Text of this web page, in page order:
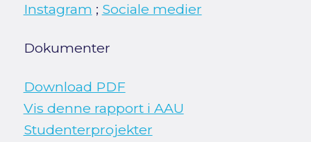
Instagram ; Sociale medier
Dokumenter
Download PDF
Vis denne rapport i AAU
Studenterprojekter